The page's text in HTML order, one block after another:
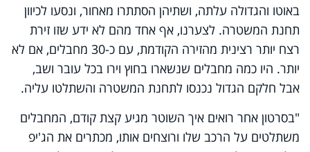
באוטו והגדולה עלתה, ושתיהן הסתתרו מאחור, ונסעו לכיוון
תחנת המשטרה. לצערנו, אף אחד מהם לא ידע שזו זירת
רצח יותר רצינית מהזירה הקודמת, עם כ-30 מחבלים, אם לא
יותר. היו כמה מחבלים שנשארו בחוץ וירו בכל עובר ושב,
אבל חלקם הגדול נכנסו לתחנת המשטרה והשתלטו עליה.
"בסרטון אחר רואים איך השוטר מגיע קצת קודם, המחבלים
משתלטים על הרכב שלו ורוצחים אותו, מכתרים את הג'יפ